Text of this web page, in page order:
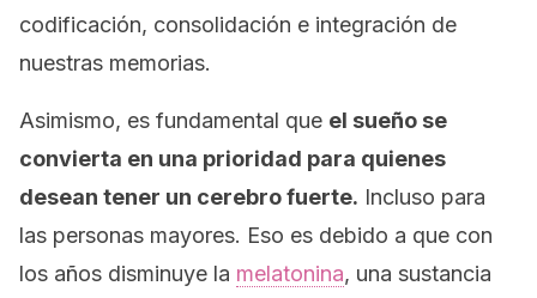
codificación, consolidación e integración de
nuestras memorias.
Asimismo, es fundamental que el sueño se
convierta en una prioridad para quienes
desean tener un cerebro fuerte. Incluso para
las personas mayores. Eso es debido a que con
los años disminuye la melatonina, una sustancia